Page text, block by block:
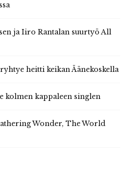
ja Iiro Rantalan suurtyö All
heitti keikan Äänekoskella
kolmen kappaleen singlen
Wonder, The World